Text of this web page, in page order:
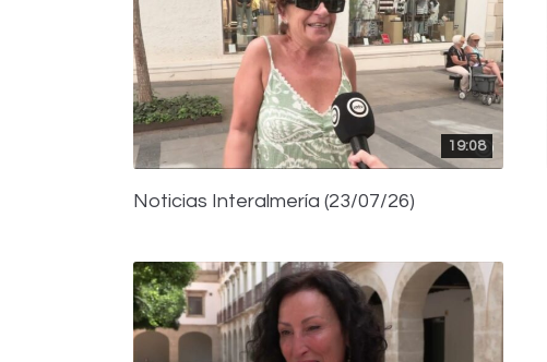
19:08
Noticias Interalmería (23/07/26)